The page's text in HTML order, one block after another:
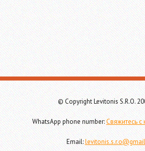
© Copyright Levitonis S.R.O.
WhatsApp phone number:Свяжитесь с
Email: